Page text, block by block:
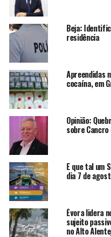
Beja:
residência
Apreendidas
cocaína, em
Opinião:
sobre Cancro
E que tal um
dia 7 de
Évora lidera
sujeito
no Alto